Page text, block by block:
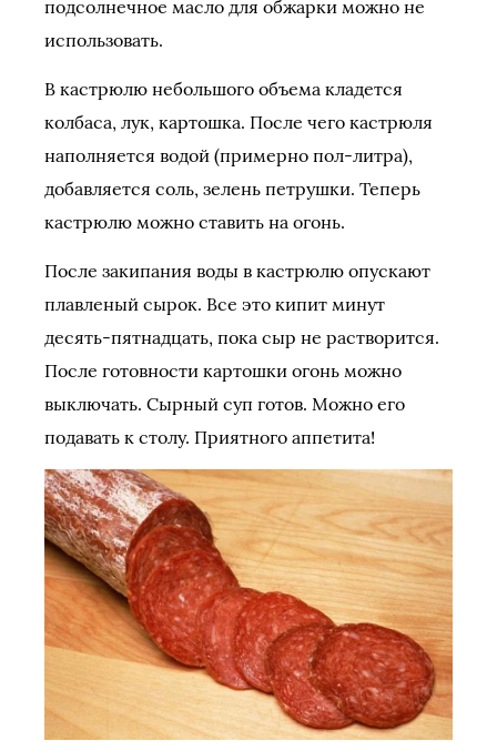
подсолнечное масло для обжарки можно не
использовать.
В кастрюлю небольшого объема кладется
колбаса, лук, картошка. После чего кастрюля
наполняется водой (примерно пол-литра),
добавляется соль, зелень петрушки. Теперь
кастрюлю можно ставить на огонь.
После закипания воды в кастрюлю опускают
плавленый сырок. Все это кипит минут
десять-пятнадцать, пока сыр не растворится.
После готовности картошки огонь можно
выключать. Сырный суп готов. Можно его
подавать к столу. Приятного аппетита!